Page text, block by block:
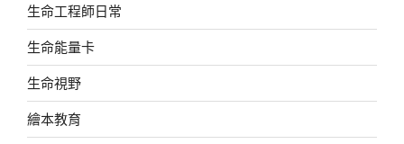
生命工程師日常
生命能量卡
生命視野
繪本教育